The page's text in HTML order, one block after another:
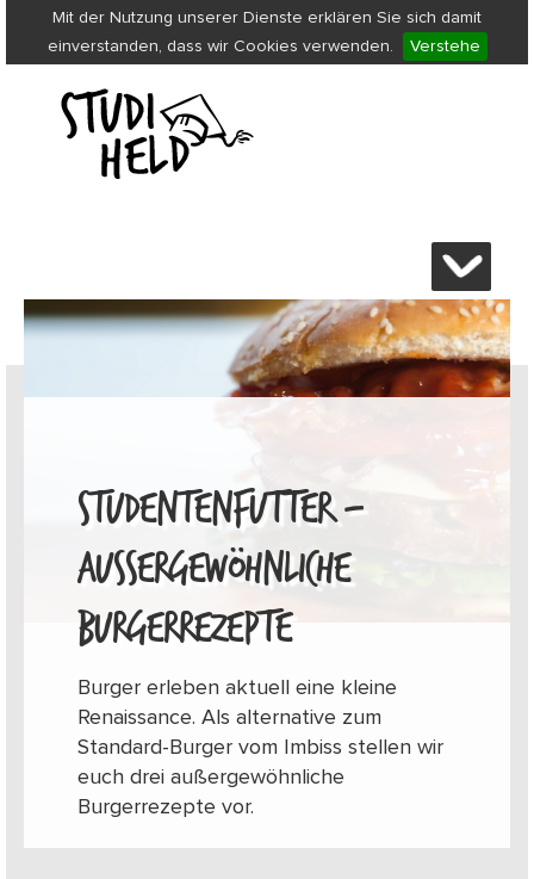
Mit der Nutzung unserer Dienste erklären Sie sich damit
einverstanden, dass wir Cookies verwenden.
Verstehe
STUDENTENFUTTER –
AUSSERGEWÖHNLICHE B
URGERREZEPTE
Burger erleben aktuell eine kleine
Renaissance. Als alternative zum
Standard-Burger vom Imbiss stellen wir
euch drei außergewöhnliche
Burgerrezepte vor.